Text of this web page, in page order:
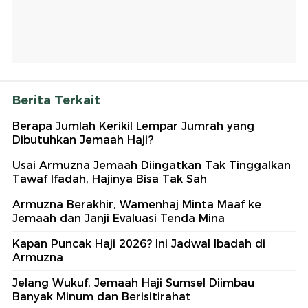
Berita Terkait
Berapa Jumlah Kerikil Lempar Jumrah yang
Dibutuhkan Jemaah Haji?
Usai Armuzna Jemaah Diingatkan Tak Tinggalkan
Tawaf Ifadah, Hajinya Bisa Tak Sah
Armuzna Berakhir, Wamenhaj Minta Maaf ke
Jemaah dan Janji Evaluasi Tenda Mina
Kapan Puncak Haji 2026? Ini Jadwal Ibadah di
Armuzna
Jelang Wukuf, Jemaah Haji Sumsel Diimbau
Banyak Minum dan Berisitirahat